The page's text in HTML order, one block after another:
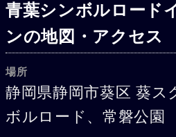
青葉シンボルロード
ンの地図・アクセス
場所
静岡県静岡市葵区 葵ス
ボルロード、常磐公園